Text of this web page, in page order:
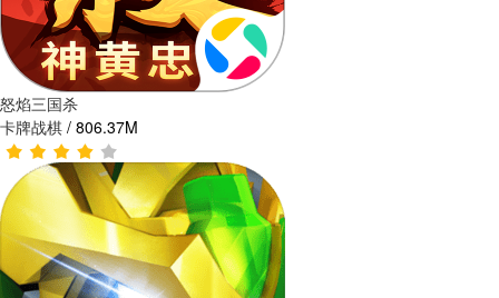
怒焰三国杀
卡牌战棋 / 806.37M